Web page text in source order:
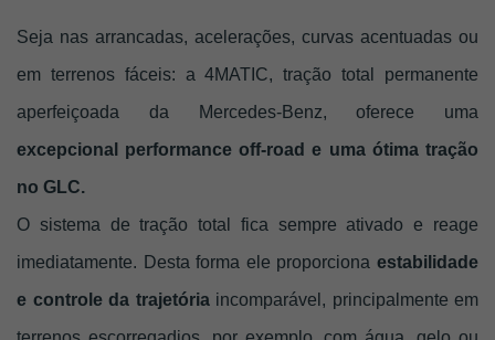
Seja nas arrancadas, acelerações, curvas acentuadas ou
em terrenos fáceis: a 4MATIC, tração total permanente
excepcional performance off-road e uma ótima tração
no GLC.
O sistema de tração total fica sempre ativado e reage
imediatamente. Desta forma ele proporciona estabilidade
e controle da trajetória incomparável, principalmente em